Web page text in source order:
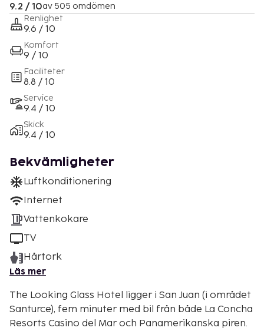
9.2 / 10av 505 omdömen
Renlighet
9.6 / 10
Komfort
9 / 10
Faciliteter
8.8 / 10
Service
9.4 / 10
Skick
9.4 / 10
Bekvämligheter
Luftkonditionering
Internet
Vattenkokare
TV
Hårtork
Läs mer
The Looking Glass Hotel ligger i San Juan (i området
Santurce), fem minuter med bil från både La Concha
Resorts Casino del Mar och Panamerikanska piren.